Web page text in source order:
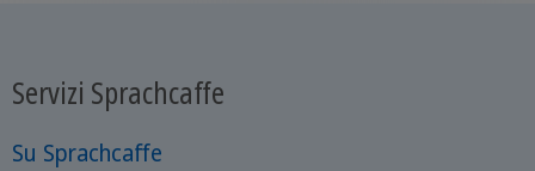
Servizi Sprachcaffe
Su Sprachcaffe